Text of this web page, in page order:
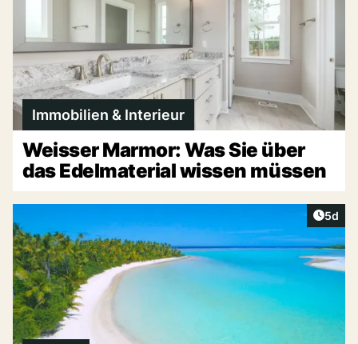
Immobilien & Interieur
Weisser Marmor: Was Sie über
das Edelmaterial wissen müssen
5d